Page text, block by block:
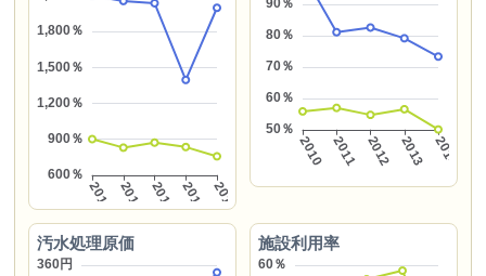
汚水処理原価 施設利用率